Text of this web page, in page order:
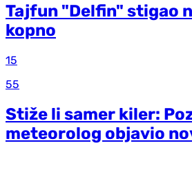
Tajfun "Delfin" stigao
kopno
15
55
Stiže li samer kiler:
meteorolog objavio